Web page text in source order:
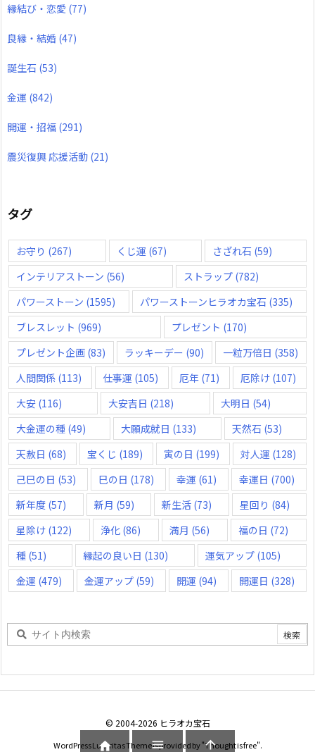
縁結び・恋愛 (77)
良縁・結婚 (47)
誕生石 (53)
金運 (842)
開運・招福 (291)
震災復興 応援活動 (21)
タグ
お守り (267) くじ運 (67) さざれ石 (59)
インテリアストーン (56) ストラップ(782)
パワーストーン (1595) パワーストーンヒラオカ宝石 (335)
ブレスレット (969) プレゼント (170)
プレゼント企画 (83) ラッキーデー (90) 一粒万倍日 (358)
人間関係 (113) 仕事運 (105) 厄年 (71) 厄除け (107)
大安 (116) 大安吉日 (218) 大明日 (54)
大金運の種 (49) 大願成就日 (133) 天然石 (53)
天赦日 (68) 宝くじ (189) 寅の日 (199) 対人運 (128)
己巳の日 (53) 巳の日 (178) 幸運 (61) 幸運日 (700)
新年度 (57) 新月 (59) 新生活 (73) 星回り (84)
星除け (122) 浄化 (86) 満月 (56) 福の日 (72)
種 (51) 縁起の良い日 (130) 運気アップ(105)
金運 (479) 金運アップ (59) 開運 (94) 開運日 (328)
© 2004-2026 ヒラオカ宝石
WordPress Luxeritas Theme is provided by "Thought is free".
  